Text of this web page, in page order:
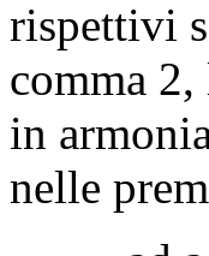
rispettivi
comma 2,
in
nelle